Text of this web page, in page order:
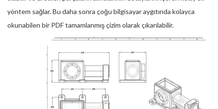
yöntem sağlar. Bu daha sonra çoğu bilgisayar aygıtında kolayca
okunabilen bir PDF tamamlanmış çizim olarak çıkarılabilir.